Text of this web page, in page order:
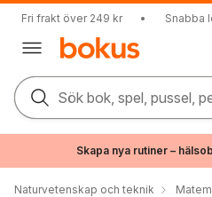
Fri frakt över 249 kr • Snabba
Sök bok, spel, pussel,
Skapa nya rutiner –
Naturvetenskap och teknik